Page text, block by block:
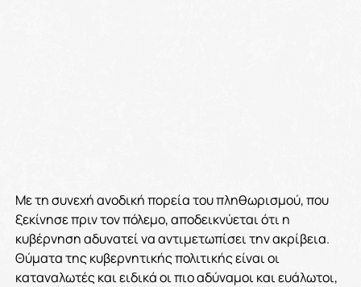
Με τη συνεχή ανοδική πορεία του πληθωρισμού, που
ξεκίνησε πριν τον πόλεμο, αποδεικνύεται ότι η
κυβέρνηση αδυνατεί να αντιμετωπίσει την ακρίβεια.
Θύματα της κυβερνητικής πολιτικής είναι οι
καταναλωτές και ειδικά οι πιο αδύναμοι και ευάλωτοι,